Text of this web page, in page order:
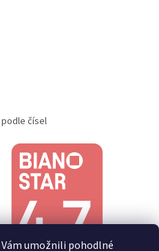
umožnili pohodlné
čísel